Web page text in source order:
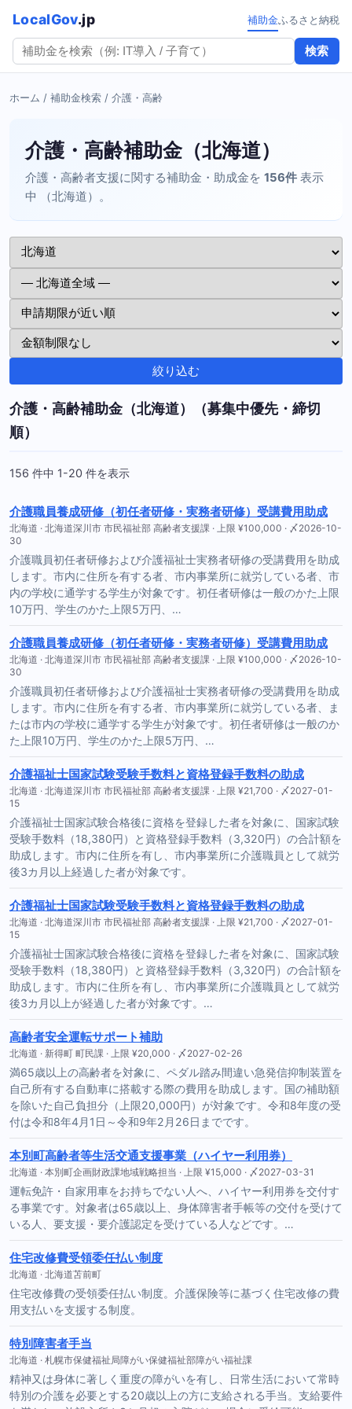
LocalGov.jp
検索
補助金ふるさと納税
ホーム / 補助金検索 / 介護・高齢
介護・高齢補助金（北海道）
介護・高齢者支援に関する補助金・助成金を 156件 表示
中 （北海道）。
絞り込む
介護・高齢補助金（北海道）（募集中優先・締切
順）
156 件中 1-20 件を表示
介護職員養成研修（初任者研修・実務者研修）受講費用助成
北海道 · 北海道深川市 市民福祉部 高齢者支援課 · 上限 ¥100,000 · 〆2026-10-
30
介護職員初任者研修および介護福祉士実務者研修の受講費用を助成
します。市内に住所を有する者、市内事業所に就労している者、市
内の学校に通学する学生が対象です。初任者研修は一般のかた上限
10万円、学生のかた上限5万円、…
介護職員養成研修（初任者研修・実務者研修）受講費用助成
北海道 · 北海道深川市 市民福祉部 高齢者支援課 · 上限 ¥100,000 · 〆2026-10-
30
介護職員初任者研修および介護福祉士実務者研修の受講費用を助成
します。市内に住所を有する者、市内事業所に就労している者、ま
たは市内の学校に通学する学生が対象です。初任者研修は一般のか
た上限10万円、学生のかた上限5万円、…
介護福祉士国家試験受験手数料と資格登録手数料の助成
北海道 · 北海道深川市 市民福祉部 高齢者支援課 · 上限 ¥21,700 · 〆2027-01-
15
介護福祉士国家試験合格後に資格を登録した者を対象に、国家試験
受験手数料（18,380円）と資格登録手数料（3,320円）の合計額を
助成します。市内に住所を有し、市内事業所に介護職員として就労
後3カ月以上経過した者が対象です。
介護福祉士国家試験受験手数料と資格登録手数料の助成
北海道 · 北海道深川市 市民福祉部 高齢者支援課 · 上限 ¥21,700 · 〆2027-01-
15
介護福祉士国家試験合格後に資格を登録した者を対象に、国家試験
受験手数料（18,380円）と資格登録手数料（3,320円）の合計額を
助成します。市内に住所を有し、市内事業所に介護職員として就労
後3カ月以上が経過した者が対象です。…
高齢者安全運転サポート補助
北海道 · 新得町 町民課 · 上限 ¥20,000 · 〆2027-02-26
満65歳以上の高齢者を対象に、ペダル踏み間違い急発信抑制装置を
自己所有する自動車に搭載する際の費用を助成します。国の補助額
を除いた自己負担分（上限20,000円）が対象です。令和8年度の受
付は令和8年4月1日～令和9年2月26日までです。
本別町高齢者等生活交通支援事業（ハイヤー利用券）
北海道 · 本別町企画財政課地域戦略担当 · 上限 ¥15,000 · 〆2027-03-31
運転免許・自家用車をお持ちでない人へ、ハイヤー利用券を交付す
る事業です。対象者は65歳以上、身体障害者手帳等の交付を受けて
いる人、要支援・要介護認定を受けている人などです。…
住宅改修費受領委任払い制度
北海道 · 北海道苫前町
住宅改修費の受領委任払い制度。介護保険等に基づく住宅改修の費
用支払いを支援する制度。
特別障害者手当
北海道 · 札幌市保健福祉局障がい保健福祉部障がい福祉課
精神又は身体に著しく重度の障がいを有し、日常生活において常時
特別の介護を必要とする20歳以上の方に支給される手当。支給要件